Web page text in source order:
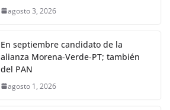
agosto 3, 2026
En septiembre candidato de la
alianza Morena-Verde-PT; también
del PAN
agosto 1, 2026